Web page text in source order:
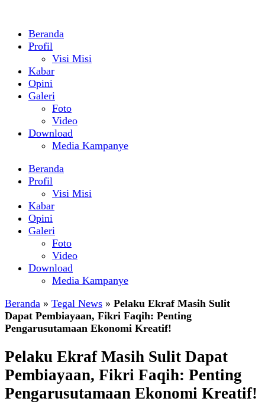
Beranda
Profil
Visi Misi
Kabar
Opini
Galeri
Foto
Video
Download
Media Kampanye
Beranda
Profil
Visi Misi
Kabar
Opini
Galeri
Foto
Video
Download
Media Kampanye
Beranda » Tegal News » Pelaku Ekraf Masih Sulit
Dapat Pembiayaan, Fikri Faqih: Penting
Pengarusutamaan Ekonomi Kreatif!
Pelaku Ekraf Masih Sulit Dapat
Pembiayaan, Fikri Faqih: Penting
Pengarusutamaan Ekonomi Kreatif!